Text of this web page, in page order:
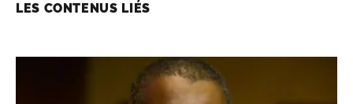
LES CONTENUS LIÉS